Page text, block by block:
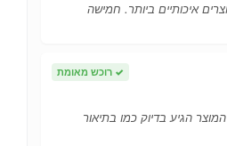
איכותיים ביותר. חמישה
✓ רוכש מאומת
הגיע בדיוק כמו בתיאור